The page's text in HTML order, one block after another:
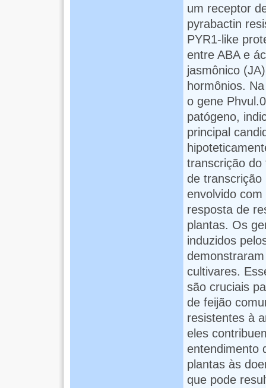
um receptor
pyrabactin
PYR1-like
entre ABA e
jasmônico
hormônios.
o gene
patógeno,
principal
transcrição do
de transcrição
envolvido
resposta de
plantas. Os
induzidos
cultivares.
são cruciais
de feijão
resistentes à
eles
entendimento
plantas às
que pode